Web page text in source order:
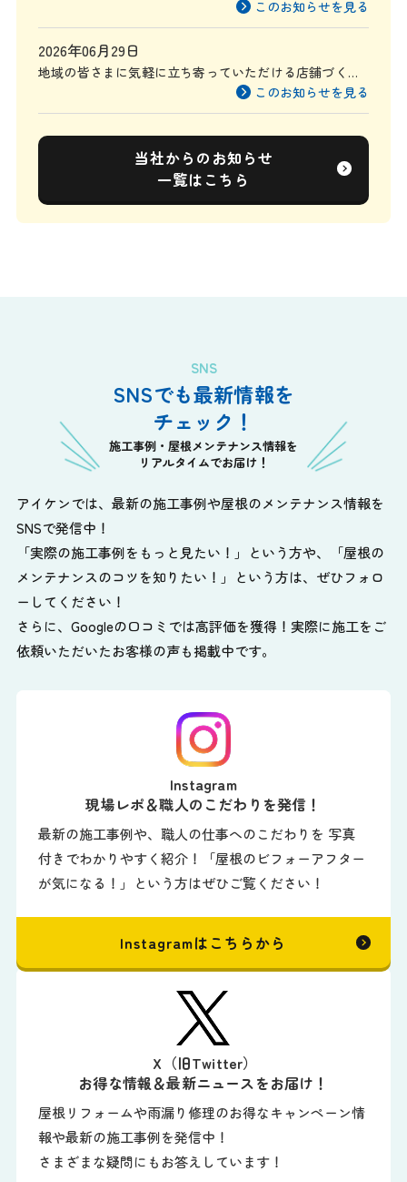
このお知らせを見る
2026年06月29日
地域の皆さまに気軽に立ち寄っていただける店舗づくり
このお知らせを見る
当社からのお知らせ
一覧はこちら
SNS
SNSでも最新情報を
チェック！
施工事例・屋根メンテナンス情報を
リアルタイムでお届け！
アイケンでは、最新の施工事例や屋根のメンテナンス情報を
SNSで発信中！
「実際の施工事例をもっと見たい！」という方や、
「屋根の
メンテナンスのコツを知りたい！」という方は、ぜひフォロ
ーしてください！
さらに、Googleの口コミでは高評価を獲得！実際に施工をご
依頼いただいたお客様の声も掲載中です。
Instagram
現場レポ＆職人のこだわりを発信！
最新の施工事例や、職人の仕事へのこだわりを 写真
付きでわかりやすく紹介！「屋根のビフォーアフター
が気になる！」という方はぜひご覧ください！
Instagramはこちらから
X（旧Twitter）
お得な情報＆最新ニュースをお届け！
屋根リフォームや雨漏り修理のお得なキャンペーン情
報や最新の施工事例を発信中！
さまざまな疑問にもお答えしています！